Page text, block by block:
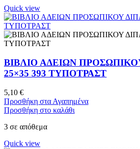
Quick view
ΒΙΒΛΙΟ ΑΔΕΙΩΝ
25×35 393 ΤΥΠΟΤΡΑΣΤ
5,10 €
Προσθήκη στα Αγαπημένα
Προσθήκη στο καλάθι
3 σε απόθεμα
Quick view